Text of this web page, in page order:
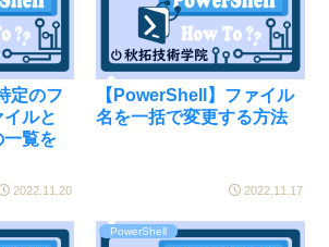
定のフ
ルと
一覧を
2022.11.20
【PowerShell】ファイル
名を一括で変更する方法
2022.11.17
PowerShell